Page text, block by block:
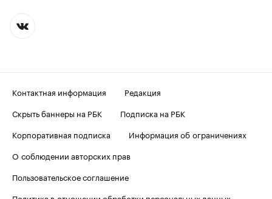
Контактная информация
Редакция
Скрыть баннеры на РБК
Подписка на РБК
Корпоративная подписка
Информация об ограничениях
О соблюдении авторских прав
Пользовательское соглашение